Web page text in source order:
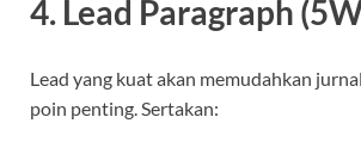
4. Lead Paragraph
Lead yang kuat akan memudahkan
poin penting. Sertakan: